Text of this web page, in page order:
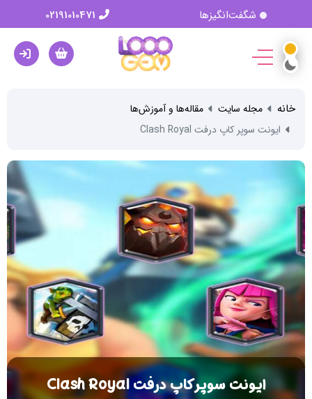
شگفت‌انگیزها
خانه مجله سایت
مقاله‌ها و آموزش‌ها
ایونت سوپر کاپ درفت Clash Royal
ایونت سوپر کاپ درفت Clash Royal